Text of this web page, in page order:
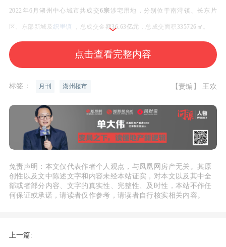
2022年6月湖州中心城市共成交6宗涉宅用地，分别位于南浔镇、长东片
区、东部新城及织里镇 ，总成交金额36.63亿元 ，总成交面积 335726㎡
预售证
2022年6月湖州有3个新房住宅项目共领出 678套可售住宅
房源。
（具体信息以政府网站及售楼处为准）
要闻
“太湖龙之梦旅游高速”正式立项
近日，省发改委受理了杭宁高速公路湖州市区联络线（又称“太湖龙之梦旅
点击查看完整内容
标签： 月刊 湖州楼市 【责编】 王欢
免责声明：本文仅代表作者个人观点，与凤凰网房产无关。其原
创性以及文中陈述文字和内容未经本站证实，对本文以及其中全
部或者部分内容、文字的真实性、完整性、及时性，本站不作任
何保证或承诺，请读者仅作参考，请读者自行核实相关内容。
上一篇: